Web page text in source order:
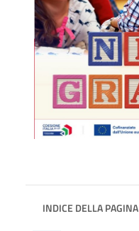
INDICE DELLA PAGINA